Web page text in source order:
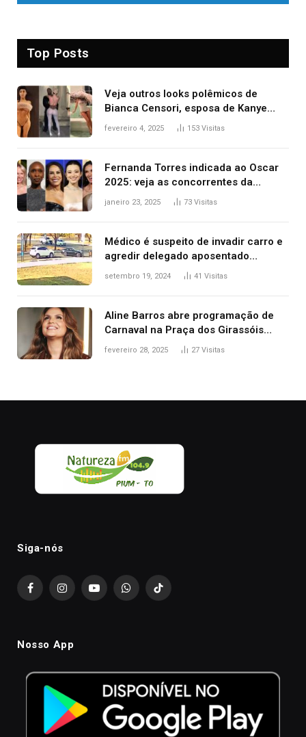
Top Posts
Veja outros looks polêmicos de
Bianca Censori, esposa de Kanye
West que apareceu nua no Grammy
fevereiro 4, 2025 153 Visitas
Fernanda Torres indicada ao Oscar
2025: veja as concorrentes da
brasileira a melhor atriz
janeiro 23, 2025 73 Visitas
Médico é suspeito de invadir carro e
agredir delegado aposentado
durante confusão no trânsito
setembro 19, 2024 41 Visitas
Aline Barros abre programação de
Carnaval na Praça dos Girassóis
nesta sexta-feira, em Palmas
fevereiro 28, 2025 27 Visitas
Siga-nós
FacebookInstagramYouTubeWhatsAppTikTok
Nosso App